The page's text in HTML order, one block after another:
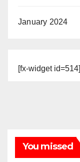
January 2024
[fx-widget id=514]
You missed